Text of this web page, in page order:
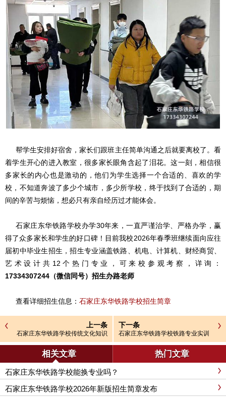
帮学生安排好宿舍，家长们跟班主任简单沟通之后就要离校了。看
着学生开心的进入教室，很多家长眼角含起了泪花。这一刻，相信很
多家长的内心也是激动的，他们为学生选择一个合适的、喜欢的学
校，不知道奔波了多少个城市，多少所学校，终于找到了合适的，期
间的辛苦与烦恼，想必只有亲自经历过才能体会。
石家庄东华铁路学校办学30年来，一直严谨治学、严格办学，赢
得了众多家长和学生的好口碑！目前我校2026年春季班继续面向应往
届初中毕业生招生，招生专业涵盖铁路、机电、计算机、财经商贸、
艺术设计共12个热门专业，可来校参观考察，详询：
17334307244（微信同号）招生办路老师
查看详细招生信息： 石家庄东华铁路学校招生简章
上一条
石家庄东华铁路学校传统文化知识
竞赛圆满落幕!
下一条
石家庄东华铁路学校铁路专业实训
设备大揭秘
相关文章 热门文章
石家庄东华铁路学校能换专业吗？
石家庄东华铁路学校2026年新版招生简章发布